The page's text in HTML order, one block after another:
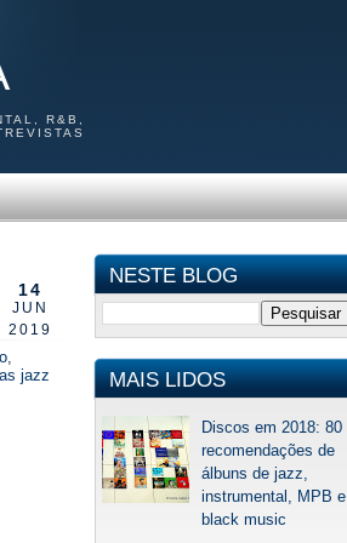
R&B,
14
JUN
2019
,
jazz
NESTE BLOG
MAIS LIDOS
Discos em 2018: 80
recomendações de
álbuns de jazz,
instrumental, MPB e
black music